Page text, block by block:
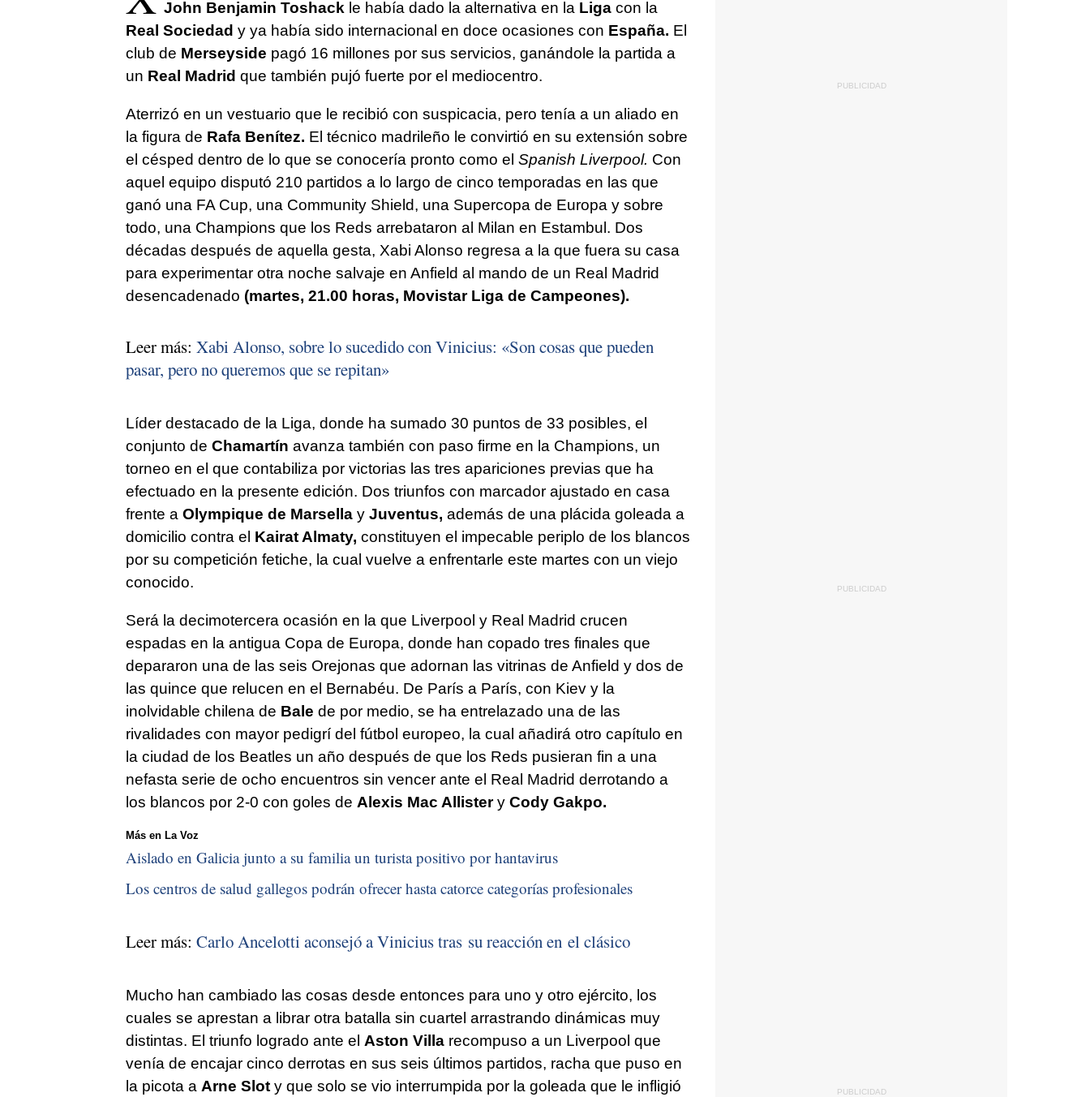
John Benjamin Toshack le había dado la alternativa en la Ligacon la
Real Sociedad y ya había sido internacional en doce ocasiones con España. El
club de Merseyside pagó 16 millones por sus servicios, ganándole la partida a
un Real Madrid que también pujó fuerte por el mediocentro.
Aterrizó en un vestuario que le recibió con suspicacia, pero tenía a un aliado en
la figura de Rafa Benítez. El técnico madrileño le convirtió en su extensión sobre
el césped dentro de lo que se conocería pronto como el Spanish Liverpool. Con
aquel equipo disputó 210 partidos a lo largo de cinco temporadas en las que
ganó una FA Cup, una Community Shield, una Supercopa de Europa y sobre
todo, una Champions que los Reds arrebataron al Milan en Estambul. Dos
décadas después de aquella gesta, Xabi Alonso regresa a la que fuera su casa
para experimentar otra noche salvaje en Anfield al mando de un Real Madrid
desencadenado (martes, 21.00 horas, Movistar Liga de Campeones).
Leer más: Xabi Alonso, sobre lo sucedido con Vinicius: «Son cosas que pueden
pasar, pero no queremos que se repitan»
Líder destacado de la Liga, donde ha sumado 30 puntos de 33 posibles, el
conjunto de Chamartín avanza también con paso firme en la Champions, un
torneo en el que contabiliza por victorias las tres apariciones previas que ha
efectuado en la presente edición. Dos triunfos con marcador ajustado en casa
frente a Olympique de Marsellay Juventus, además de una plácida goleada a
domicilio contra el Kairat Almaty, constituyen el impecable periplo de los blancos
por su competición fetiche, la cual vuelve a enfrentarle este martes con un viejo
conocido.
Será la decimotercera ocasión en la que Liverpool y Real Madrid crucen
espadas en la antigua Copa de Europa, donde han copado tres finales que
depararon una de las seis Orejonas que adornan las vitrinas de Anfield y dos de
las quince que relucen en el Bernabéu. De París a París, con Kiev y la
inolvidable chilena de Bale de por medio, se ha entrelazado una de las
rivalidades con mayor pedigrí del fútbol europeo, la cual añadirá otro capítulo en
la ciudad de los Beatles un año después de que los Reds pusieran fin a una
nefasta serie de ocho encuentros sin vencer ante el Real Madrid derrotando a
los blancos por 2-0 con goles de Alexis Mac Allistery Cody Gakpo.
Más en La Voz
Aislado en Galicia junto a su familia un turista positivo por hantavirus
Los centros de salud gallegos podrán ofrecer hasta catorce categorías profesionales
Leer más: Carlo Ancelotti aconsejó a Vinicius tras su reacción en el clásico
Mucho han cambiado las cosas desde entonces para uno y otro ejército, los
cuales se aprestan a librar otra batalla sin cuartel arrastrando dinámicas muy
distintas. El triunfo logrado ante el Aston Villarecompuso a un Liverpool que
venía de encajar cinco derrotas en sus seis últimos partidos, racha que puso en
la picota a Arne Sloty que solo se vio interrumpida por la goleada que le infligió